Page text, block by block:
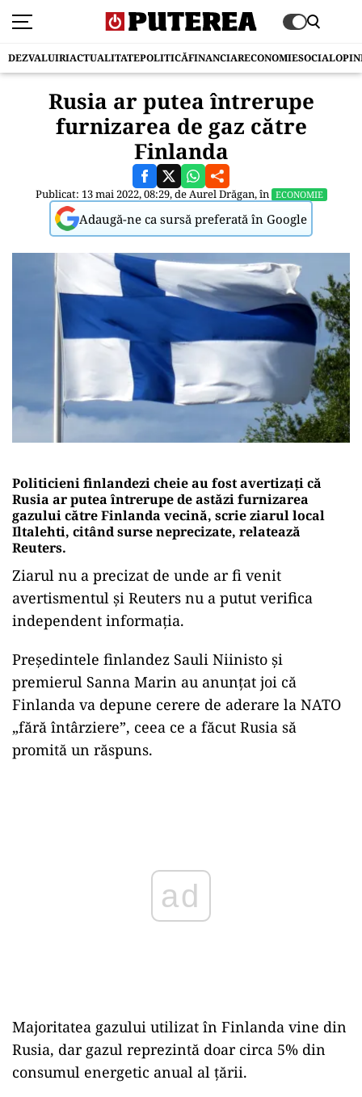
DEZVALUIRIACTUALITATEPOLITICĂFINANCIARECONOMIESOCIAL
Rusia ar putea întrerupe
furnizarea de gaz către
Finlanda
Publicat: 13 mai 2022, 08:29, deAurel Drăgan, în ECONOMIE
Adaugă-ne ca sursă preferată în Google
Politicieni finlandezi cheie au fost avertizaţi că
Rusia ar putea întrerupe de astăzi furnizarea
gazului către Finlanda vecină, scrie ziarul local
Iltalehti, citând surse neprecizate, relatează
Reuters.
Ziarul nu a precizat de unde ar fi venit
avertismentul şi Reuters nu a putut verifica
independent informaţia.
Preşedintele finlandez Sauli Niinisto şi
premierul Sanna Marin au anunţat joi că
Finlanda va depune cerere de aderare la NATO
„fără întârziere”, ceea ce a făcut Rusia să
promită un răspuns.
Majoritatea gazului utilizat în Finlanda vine din
Rusia, dar gazul reprezintă doar circa 5% din
consumul energetic anual al ţării.